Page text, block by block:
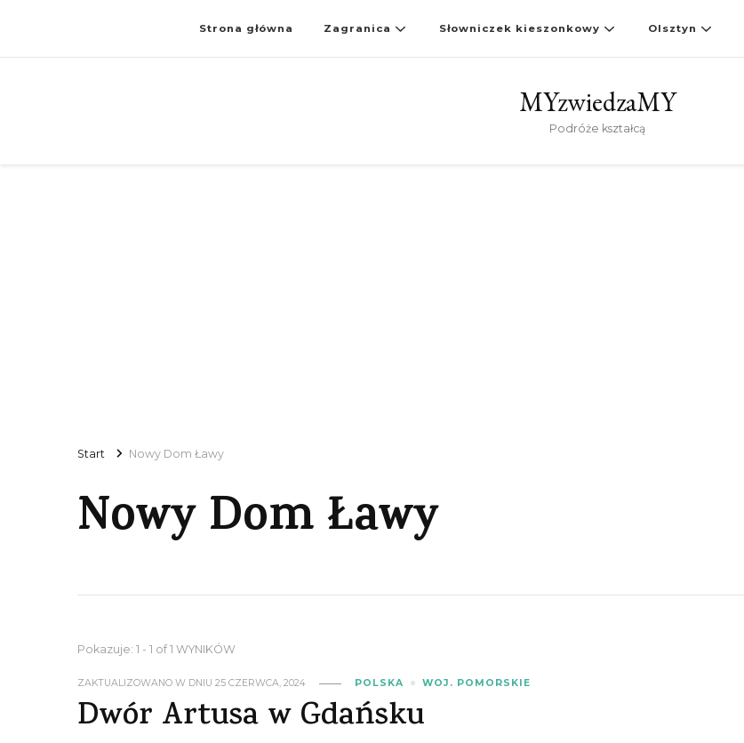
Strona główna Zagranica Słowniczek kieszonkowy Olsztyn
MYzwiedzaMY
Podróże kształcą
Start Nowy Dom Ławy
Nowy Dom Ławy
Pokazuje: 1 - 1 of 1 WYNIKÓW
ZAKTUALIZOWANO W DNIU25 CZERWCA, 2024 POLSKA WOJ. POMORSKIE
Dwór Artusa w Gdańsku